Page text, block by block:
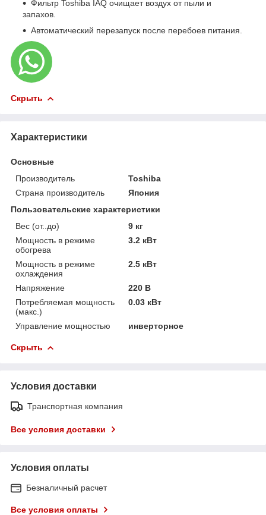
Фильтр Toshiba IAQ очищает воздух от пыли и
запахов.
Автоматический перезапуск после перебоев питания.
Скрыть
Характеристики
Основные
Производитель
Toshiba
Страна производитель
Япония
Пользовательские характеристики
Вес (от..до)
9 кг
Мощность в режиме
обогрева
3.2 кВт
Мощность в режиме
охлаждения
2.5 кВт
Напряжение
220 В
Потребляемая мощность
(макс.)
0.03 кВт
Управление мощностью инверторное
Скрыть
Условия доставки
Транспортная компания
Все условия доставки
Условия оплаты
Безналичный расчет
Все условия оплаты